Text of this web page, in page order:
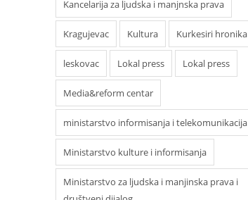
Kancelarija za ljudska i manjnska prava
Kragujevac Kultura Kurkesiri hronika
leskovac Lokal press Lokal press
Media&reform centar
ministarstvo informisanja i telekomunikacija
Ministarstvo kulture i informisanja
Ministarstvo za ljudska i manjinska prava i